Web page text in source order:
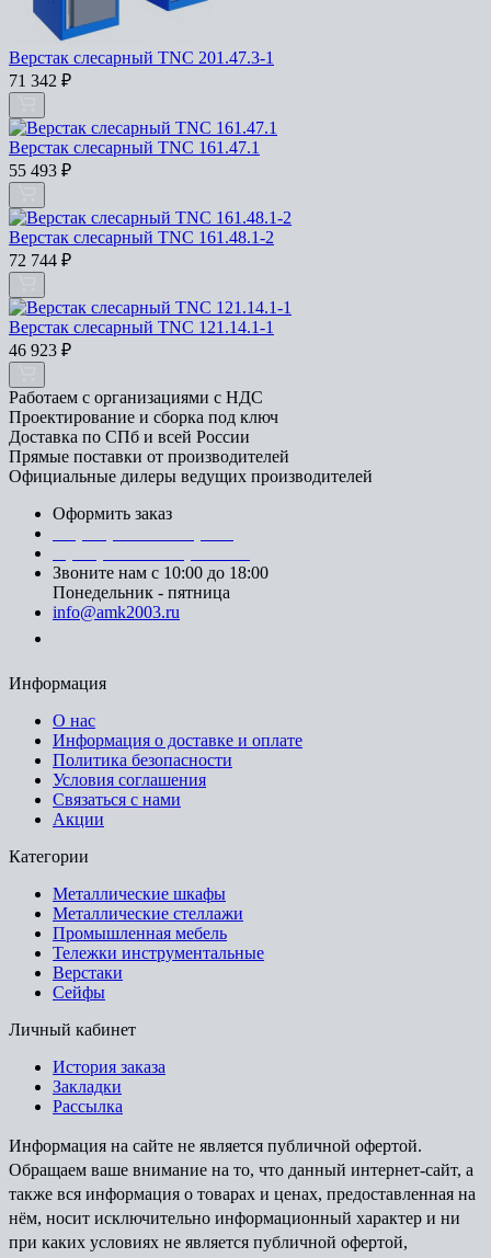
Верстак слесарный TNC 201.47.3-1
71 342 ₽
Верстак слесарный TNC 161.47.1
55 493 ₽
Верстак слесарный TNC 161.48.1-2
72 744 ₽
Верстак слесарный TNC 121.14.1-1
46 923 ₽
Работаем с организациями с НДС
Проектирование и сборка под ключ
Доставка по СПб и всей России
Прямые поставки от производителей
Официальные дилеры ведущих производителей
Оформить заказ
Звоните нам с 10:00 до 18:00
Понедельник - пятница
info@amk2003.ru
Информация
О нас
Информация о доставке и оплате
Политика безопасности
Условия соглашения
Связаться с нами
Акции
Категории
Металлические шкафы
Металлические стеллажи
Промышленная мебель
Тележки инструментальные
Верстаки
Сейфы
Личный кабинет
История заказа
Закладки
Рассылка
Информация на сайте не является публичной офертой.
Обращаем ваше внимание на то, что данный интернет-сайт, а
также вся информация о товарах и ценах, предоставленная на
нём, носит исключительно информационный характер и ни
при каких условиях не является публичной офертой,